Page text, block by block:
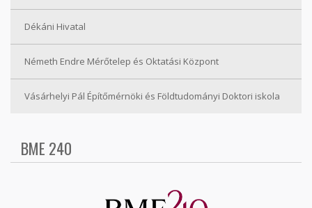
Dékáni Hivatal
Németh Endre Mérőtelep és Oktatási Központ
Vásárhelyi Pál Építőmérnöki és Földtudományi Doktori iskola
BME 240